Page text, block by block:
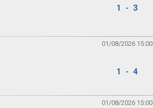
1 - 3
01/08/2026 15:00
1 - 4
01/08/2026 15:00